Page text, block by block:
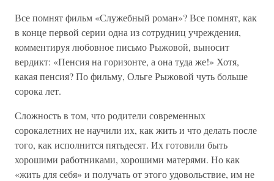
Все помнят фильм «Служебный роман»? Все помнят, как
в конце первой серии одна из сотрудниц учреждения,
комментируя любовное письмо Рыжовой, выносит
вердикт: «Пенсия на горизонте, а она туда же!» Хотя,
какая пенсия? По фильму, Ольге Рыжовой чуть больше
сорока лет.
Сложность в том, что родители современных
сорокалетних не научили их, как жить и что делать после
того, как исполнится пятьдесят. Их готовили быть
хорошими работниками, хорошими матерями. Но как
«жить для себя» и получать от этого удовольствие, им не